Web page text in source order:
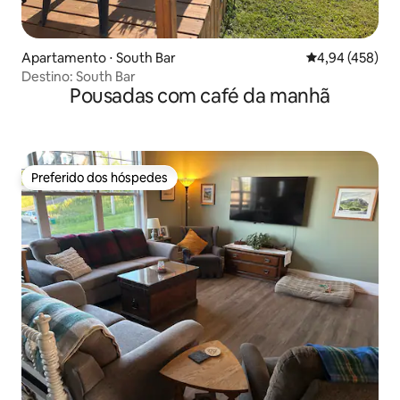
Apartamento ⋅ South Bar 4,94 de uma
4,94 (458)
Destino: South Bar
Pousadas com café da manhã
Preferido dos hóspedes
Preferido dos hóspedes